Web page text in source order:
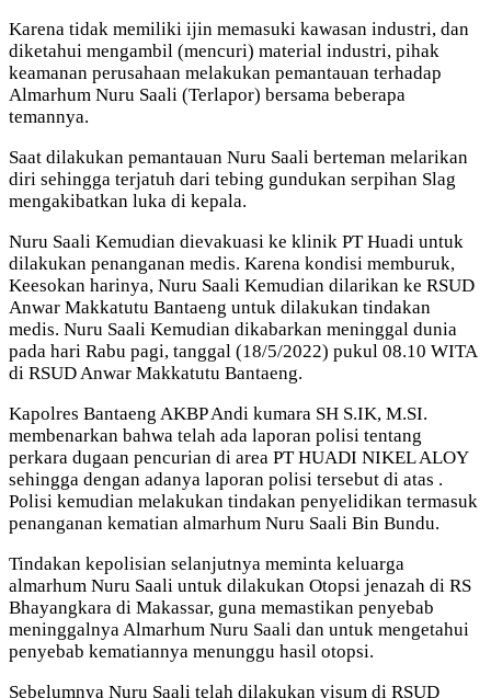
Karena tidak memiliki ijin memasuki kawasan industri, dan
diketahui mengambil (mencuri) material industri, pihak
keamanan perusahaan melakukan pemantauan terhadap
Almarhum Nuru Saali (Terlapor) bersama beberapa
temannya.
Saat dilakukan pemantauan Nuru Saali berteman melarikan
diri sehingga terjatuh dari tebing gundukan serpihan Slag
mengakibatkan luka di kepala.
Nuru Saali Kemudian dievakuasi ke klinik PT Huadi untuk
dilakukan penanganan medis. Karena kondisi memburuk,
Keesokan harinya, Nuru Saali Kemudian dilarikan ke RSUD
Anwar Makkatutu Bantaeng untuk dilakukan tindakan
medis. Nuru Saali Kemudian dikabarkan meninggal dunia
pada hari Rabu pagi, tanggal (18/5/2022) pukul 08.10 WITA
di RSUD Anwar Makkatutu Bantaeng.
Kapolres Bantaeng AKBP Andi kumara SH S.IK, M.SI.
membenarkan bahwa telah ada laporan polisi tentang
perkara dugaan pencurian di area PT HUADI NIKEL ALOY
sehingga dengan adanya laporan polisi tersebut di atas .
Polisi kemudian melakukan tindakan penyelidikan termasuk
penanganan kematian almarhum Nuru Saali Bin Bundu.
Tindakan kepolisian selanjutnya meminta keluarga
almarhum Nuru Saali untuk dilakukan Otopsi jenazah di RS
Bhayangkara di Makassar, guna memastikan penyebab
meninggalnya Almarhum Nuru Saali dan untuk mengetahui
penyebab kematiannya menunggu hasil otopsi.
Sebelumnya Nuru Saali telah dilakukan visum di RSUD